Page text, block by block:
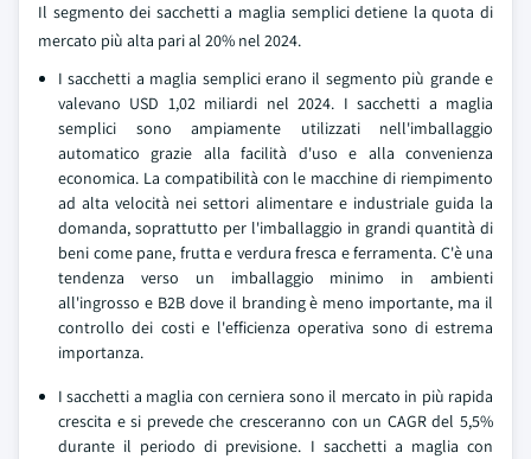
Il segmento dei sacchetti a maglia semplici detiene la quota di
mercato più alta pari al 20% nel 2024.
I sacchetti a maglia semplici erano il segmento più grande e
valevano USD 1,02 miliardi nel 2024. I sacchetti a maglia
semplici sono ampiamente utilizzati nell'imballaggio
automatico grazie alla facilità d'uso e alla convenienza
economica. La compatibilità con le macchine di riempimento
ad alta velocità nei settori alimentare e industriale guida la
domanda, soprattutto per l'imballaggio in grandi quantità di
beni come pane, frutta e verdura fresca e ferramenta. C'è una
tendenza verso un imballaggio minimo in ambienti
all'ingrosso e B2B dove il branding è meno importante, ma il
controllo dei costi e l'efficienza operativa sono di estrema
importanza.
I sacchetti a maglia con cerniera sono il mercato in più rapida
crescita e si prevede che cresceranno con un CAGR del 5,5%
durante il periodo di previsione. I sacchetti a maglia con